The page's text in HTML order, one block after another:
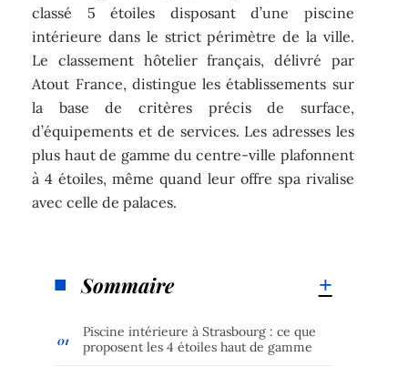
classé 5 étoiles disposant d’une piscine
intérieure dans le strict périmètre de la ville.
Le classement hôtelier français, délivré par
Atout France, distingue les établissements sur
la base de critères précis de surface,
d’équipements et de services. Les adresses les
plus haut de gamme du centre-ville plafonnent
à 4 étoiles, même quand leur offre spa rivalise
avec celle de palaces.
Sommaire
Piscine intérieure à Strasbourg : ce que
proposent les 4 étoiles haut de gamme